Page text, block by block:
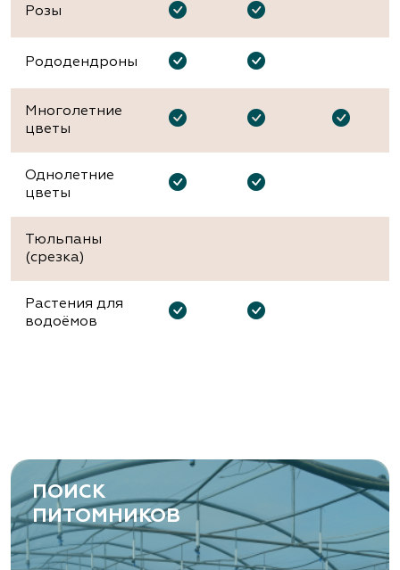
Розы
Рододендроны
Многолетние
цветы
Однолетние
цветы
Тюльпаны
(срезка)
Растения для
водоёмов
ПОИСК
ПИТОМНИКОВ